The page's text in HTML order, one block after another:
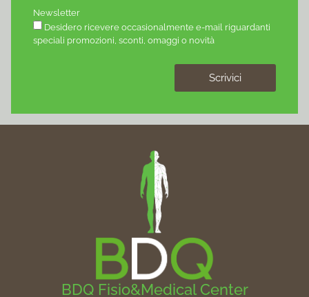
Newsletter
Desidero ricevere occasionalmente e-mail riguardanti
speciali promozioni, sconti, omaggi o novità
Scrivici
BDQ Fisio&Medical Center